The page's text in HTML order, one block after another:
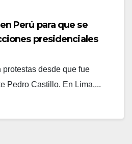
Perú para que se
presidenciales
desde que fue
Pedro Castillo. En Lima,...